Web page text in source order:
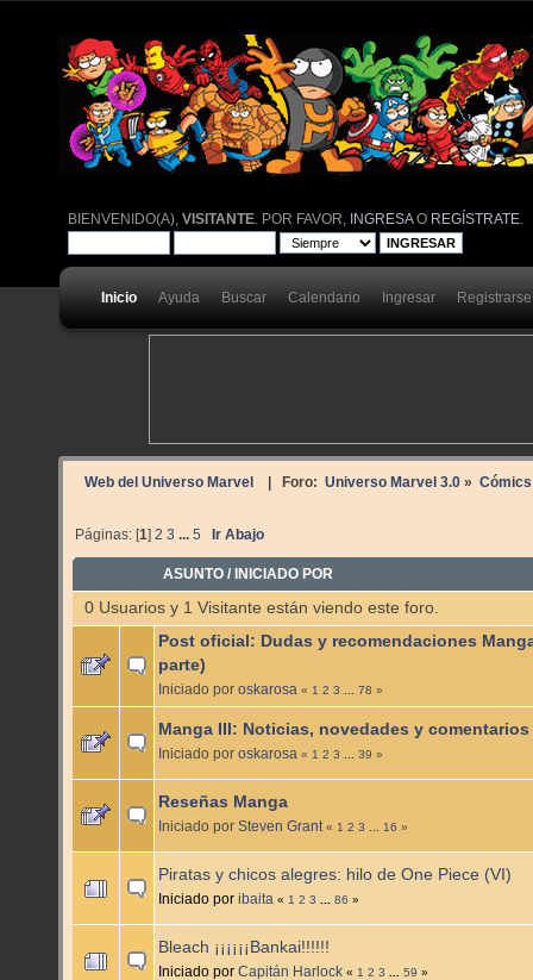
BIENVENIDO(A),VISITANTE . POR FAVOR, INGRESAO REGÍSTRATE
Inicio Ayuda Buscar Calendario Ingresar Registrarse
Web del Universo Marvel | Foro: Universo Marvel 3.0» Cómics
Páginas: [1]2 3 ...5 Ir Abajo
ASUNTO /INICIADO POR
0 Usuarios y 1 Visitante están viendo este foro.
Post oficial: Dudas y recomendaciones
parte)
Iniciado por oskarosa « 1 2 3 78 »
Manga III: Noticias, novedades y comentarios
Iniciado por oskarosa « 1 2 3 39 »
Reseñas Manga
Iniciado por Steven Grant « 1 2 3 16 »
Piratas y chicos alegres: hilo de One Piece (VI)
Iniciado por ibaita « 1 2 3 86 »
Bleach ¡¡¡¡¡¡Bankai!!!!!!
Iniciado por Capitán Harlock « 1 2 3 59 »